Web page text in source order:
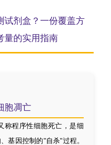
试剂盒？一份覆盖方
量的实用指南
胞凋亡
称程序性细胞死亡，是细
基因控制的"自杀"过程。